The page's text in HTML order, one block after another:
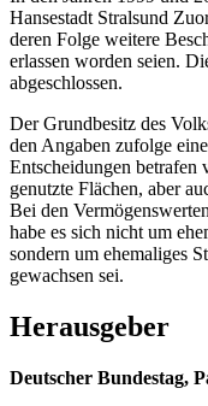
Hansestadt Stralsund
deren Folge weitere
erlassen worden seien.
abgeschlossen.
Der Grundbesitz des
den Angaben zufolge
Entscheidungen
genutzte Flächen, aber
Bei den
habe es sich nicht um
sondern um ehemaliges
gewachsen sei.
Herausgeber
Deutscher Bundestag,